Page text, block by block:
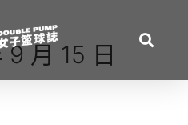
月 15 日